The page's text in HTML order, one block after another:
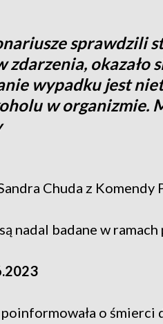
sprawdzili
zdarzenia, okazało
wypadku jest
w organizmie.
Chuda z
nadal badane w
poinformowała o